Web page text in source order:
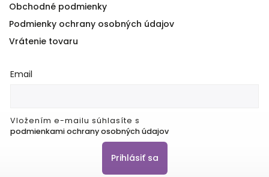
Obchodné podmienky
Podmienky ochrany osobných údajov
Vrátenie tovaru
Email
Vložením e-mailu súhlasíte s
podmienkami ochrany osobných údajov
Prihlásiť sa